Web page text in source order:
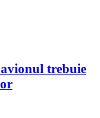
trebuie